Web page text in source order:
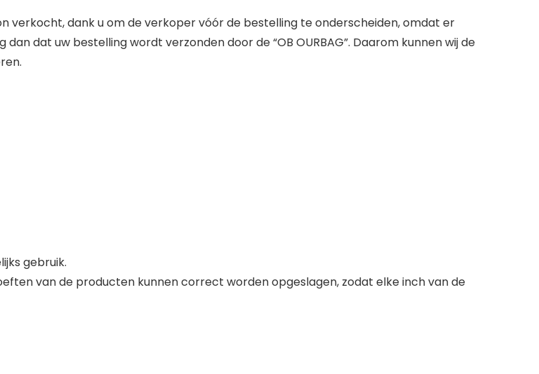
verkocht, dank u om de verkoper vóór de bestelling te onderscheiden, omdat er
dat uw bestelling wordt verzonden door de “OB OURBAG”. Daarom kunnen wij de
gebruik.
van de producten kunnen correct worden opgeslagen, zodat elke inch van de